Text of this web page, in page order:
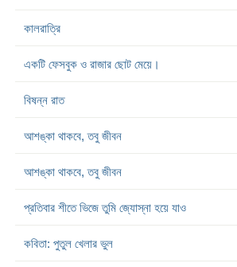
কালরাত্রি
একটি ফেসবুক ও রাজার ছোট মেয়ে।
বিষন্ন রাত
আশঙ্কা থাকবে, তবু জীবন
আশঙ্কা থাকবে, তবু জীবন
প্রতিবার শীতে ভিজে তুমি জ্যোস্না হয়ে যাও
কবিতা: পুতুল খেলার ভুল